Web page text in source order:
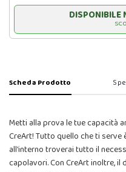
DISPONIBILE
Scheda Prodotto
Metti alla prova le tue capacità
CreArt! Tutto quello che ti
all’interno troverai tutto il
capolavori. Con CreArt inoltre,